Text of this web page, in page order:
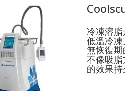
冷凍溶脂
低溫冷凍
無恢復期
不像吸
的效果持